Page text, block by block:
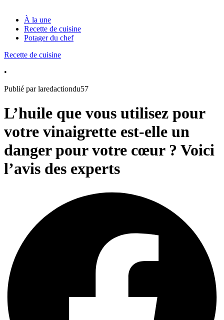
À la une
Recette de cuisine
Potager du chef
Recette de cuisine
•
Publié par laredactiondu57
L’huile que vous utilisez pour
votre vinaigrette est-elle un
danger pour votre cœur ? Voici
l’avis des experts